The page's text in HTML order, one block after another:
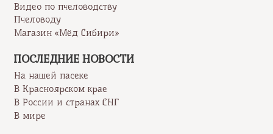
Видео по пчеловодству
Пчеловоду
Магазин «Мёд Сибири»
ПОСЛЕДНИЕ НОВОСТИ
На нашей пасеке
В Красноярском крае
В России и странах СНГ
В мире